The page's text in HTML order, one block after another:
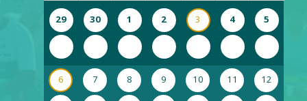
29 30 1 2 3 4 5
6 7 8 9 10 11 12